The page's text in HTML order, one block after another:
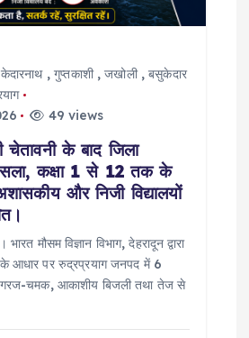
केदारनाथ,गुप्तकाशी,जखोली,बसुकेदार
49 views
चेतावनी के बाद जिला
कक्षा 1 से 12 तक के
और निजी विद्यालयों
मौसम विज्ञान विभाग, देहरादून द्वारा
के आधार पर रुद्रप्रयाग जनपद में 6
चमक, आकाशीय बिजली तथा तेज से